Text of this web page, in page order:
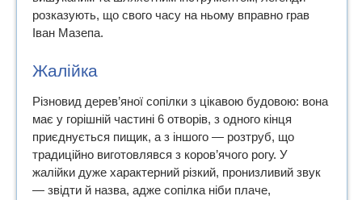
розказують, що свого часу на ньому вправно грав
Іван Мазепа.
Жалійка
Різновид дерев’яної сопілки з цікавою будовою: вона
має у горішній частині 6 отворів, з одного кінця
приєднується пищик, а з іншого — розтруб, що
традиційно виготовлявся з коров’ячого рогу. У
жалійки дуже характерний різкий, пронизливий звук
— звідти й назва, адже сопілка ніби плаче,